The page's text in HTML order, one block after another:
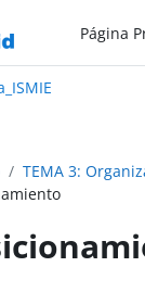
Página
TEMA 3: